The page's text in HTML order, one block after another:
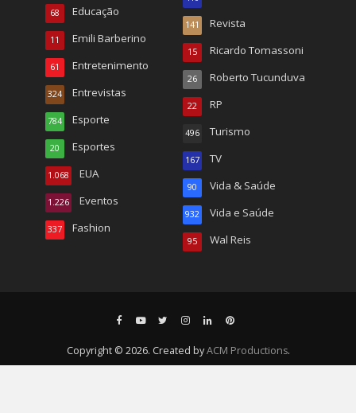
Educação
68
Emili Barberino
11
Entretenimento
61
Entrevistas
324
Esporte
784
Esportes
20
EUA
1.068
Eventos
1.226
Fashion
337
Revista
141
Ricardo Tomassoni
15
Roberto Tucunduva
26
RP
22
Turismo
496
TV
167
Vida & Saúde
90
Vida e Saúde
932
Wal Reis
95
Copyright © 2026. Created byACM Productions.